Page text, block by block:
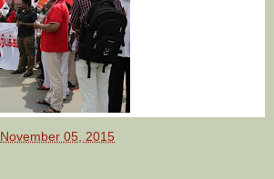
November 05, 2015